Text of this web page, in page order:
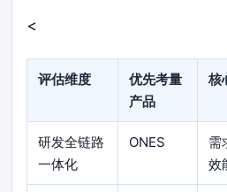
<
评估维度
优先考量
产品
核
研发全链路
一体化
ONES
需
效